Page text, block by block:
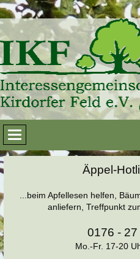
Äppel-
...beim Apfellesen helfen,
anliefern, Treffpunkt
0176 -
Mo.-Fr. 17-20